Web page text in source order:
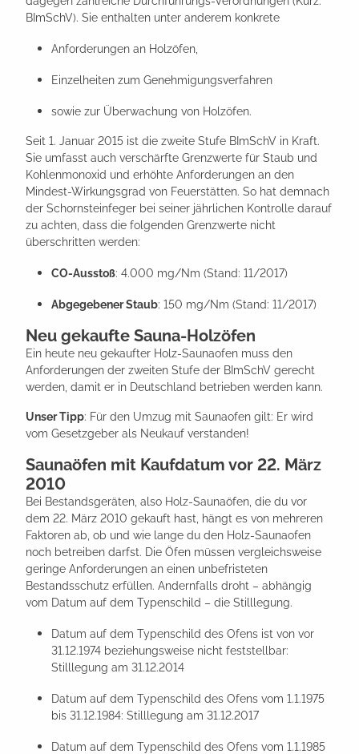
BImSchV). Sie enthalten unter anderem konkrete
Anforderungen an Holzöfen,
Einzelheiten zum Genehmigungsverfahren
sowie zur Überwachung von Holzöfen.
Seit 1. Januar 2015 ist die zweite Stufe BImSchV in Kraft.
Sie umfasst auch verschärfte Grenzwerte für Staub und
Kohlenmonoxid und erhöhte Anforderungen an den
Mindest-Wirkungsgrad von Feuerstätten. So hat demnach
der Schornsteinfeger bei seiner jährlichen Kontrolle darauf
zu achten, dass die folgenden Grenzwerte nicht
überschritten werden:
CO-Ausstoß: 4.000 mg/Nm (Stand: 11/2017)
Abgegebener Staub: 150 mg/Nm (Stand: 11/2017)
Neu gekaufte Sauna-Holzöfen
Ein heute neu gekaufter Holz-Saunaofen muss den
Anforderungen der zweiten Stufe der BImSchV gerecht
werden, damit er in Deutschland betrieben werden kann.
Unser Tipp: Für den Umzug mit Saunaofen gilt: Er wird
vom Gesetzgeber als Neukauf verstanden!
Saunaöfen mit Kaufdatum vor 22. März
2010
Bei Bestandsgeräten, also Holz-Saunaöfen, die du vor
dem 22. März 2010 gekauft hast, hängt es von mehreren
Faktoren ab, ob und wie lange du den Holz-Saunaofen
noch betreiben darfst. Die Öfen müssen vergleichsweise
geringe Anforderungen an einen unbefristeten
Bestandsschutz erfüllen. Andernfalls droht – abhängig
vom Datum auf dem Typenschild – die Stilllegung.
Datum auf dem Typenschild des Ofens ist von vor
31.12.1974 beziehungsweise nicht feststellbar:
Stilllegung am 31.12.2014
Datum auf dem Typenschild des Ofens vom 1.1.1975
bis 31.12.1984: Stilllegung am 31.12.2017
Datum auf dem Typenschild des Ofens vom 1.1.1985